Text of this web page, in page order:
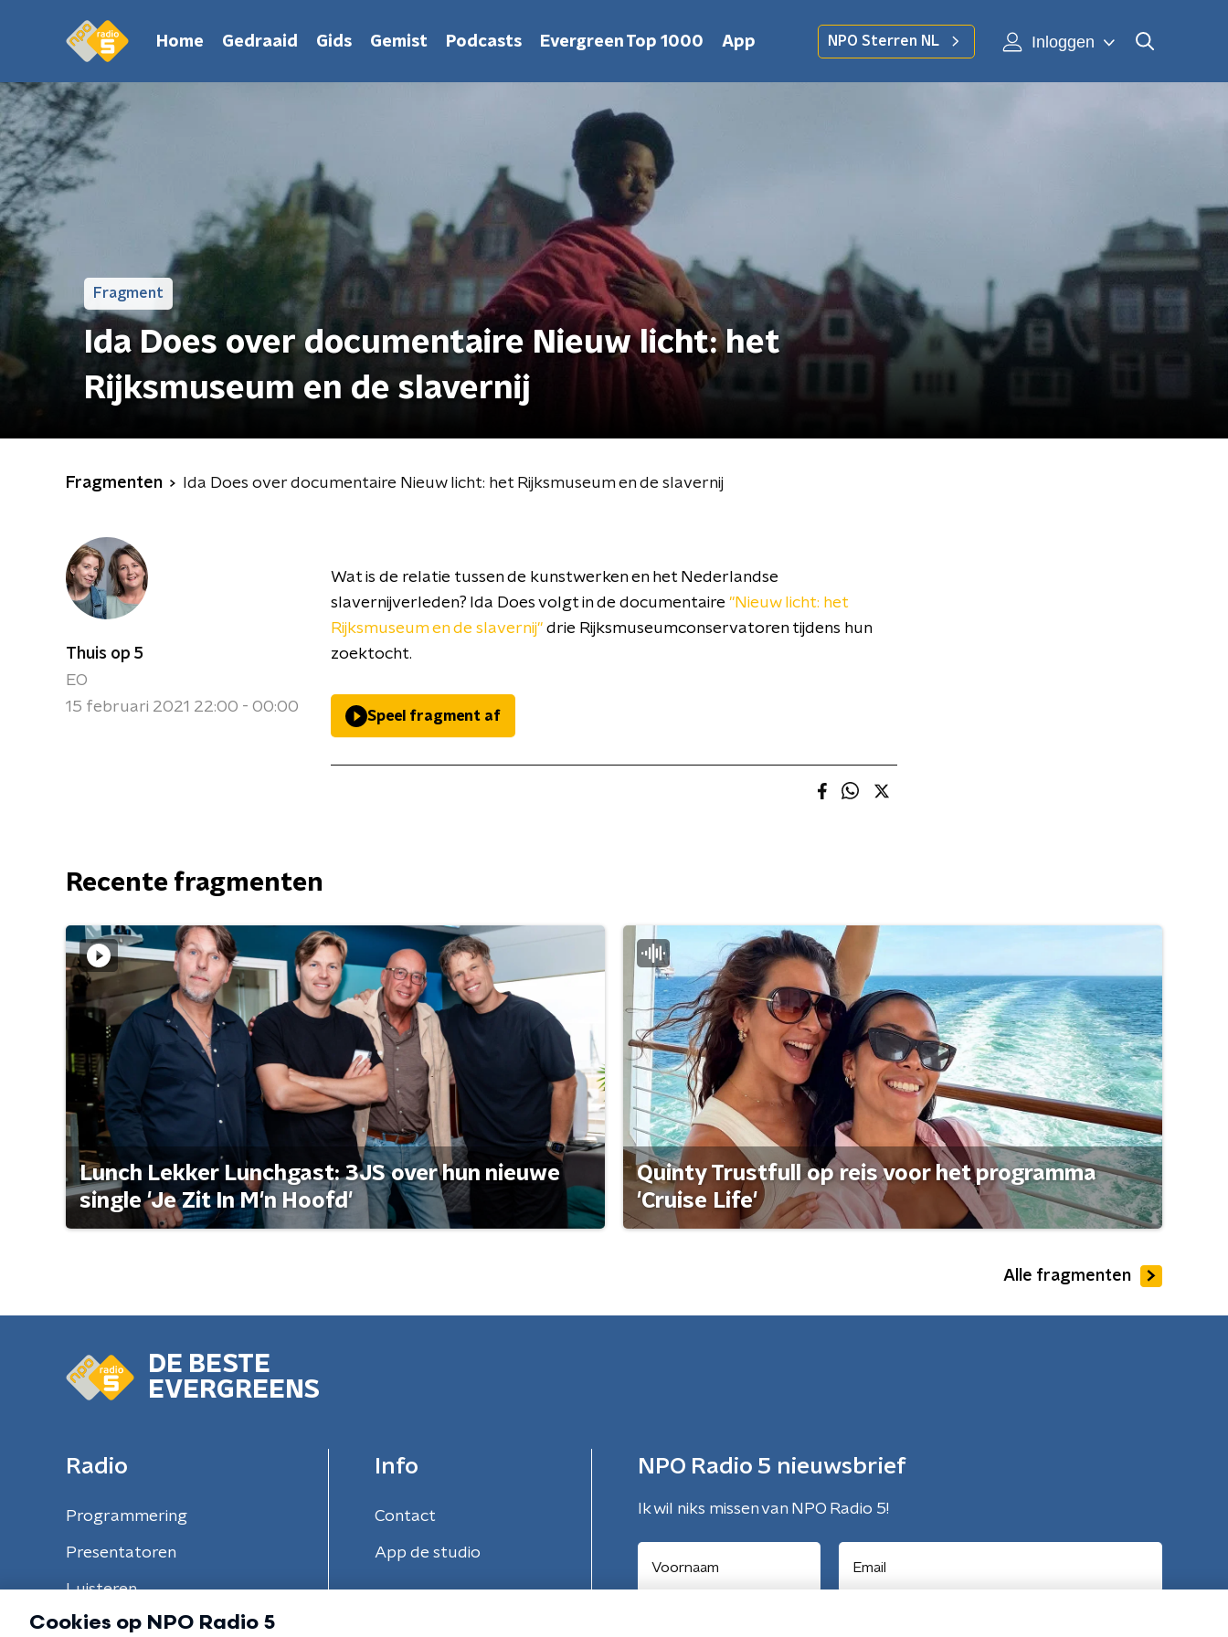
Home Gedraaid Gids Gemist Podcasts Evergreen Top 1000 App NPO Sterren NL Inloggen
Fragment
Ida Does over documentaire Nieuw licht: het
Rijksmuseum en de slavernij
Fragmenten Ida Does over documentaire Nieuw licht: het Rijksmuseum en de slavernij
Thuis op 5
EO
15 februari 2021 22:00 - 00:00
Wat is de relatie tussen de kunstwerken en het Nederlandse
slavernijverleden? Ida Does volgt in de documentaire "Nieuw licht: het
Rijksmuseum en de slavernij" drie Rijksmuseumconservatoren tijdens hun
zoektocht.
Speel fragment af
Recente fragmenten
Lunch Lekker Lunchgast: 3JS over hun nieuwe
single 'Je Zit In M'n Hoofd'
Quinty Trustfull op reis voor het programma
'Cruise Life'
Alle fragmenten
DE BESTE
EVERGREENS
Radio
Programmering
Presentatoren
Luisteren
Info
Contact
App de studio
NPO Radio 5 nieuwsbrief
Ik wil niks missen van NPO Radio 5!